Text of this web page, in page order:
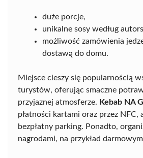
duże porcje,
unikalne sosy według
możliwość zamówienia
dostawą do domu.
Miejsce cieszy się popularnością
turystów, oferując smaczne
przyjaznej atmosferze. Kebab NA
płatności kartami oraz przez NFC,
bezpłatny parking. Ponadto,
nagrodami, na przykład